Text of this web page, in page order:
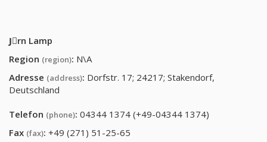
Jِrn Lamp
Region (region): N\A
Adresse (address): Dorfstr. 17; 24217; Stakendorf,
Deutschland
Telefon (phone): 04344 1374 (+49-04344 1374)
Fax (fax): +49 (271) 51-25-65